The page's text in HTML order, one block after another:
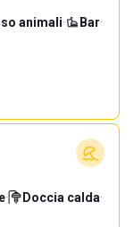
animali· Bar·
· Doccia calda·